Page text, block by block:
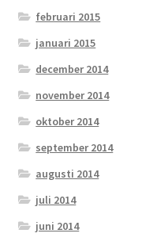
februari 2015
januari 2015
december 2014
november 2014
oktober 2014
september 2014
augusti 2014
juli 2014
juni 2014